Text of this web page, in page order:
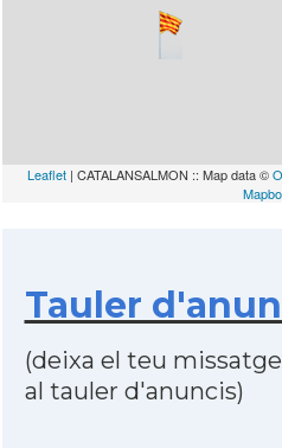
Leaflet | CATALANSALMON :: Map data ©
Tauler
(deixa el teu
al tauler d'anuncis)